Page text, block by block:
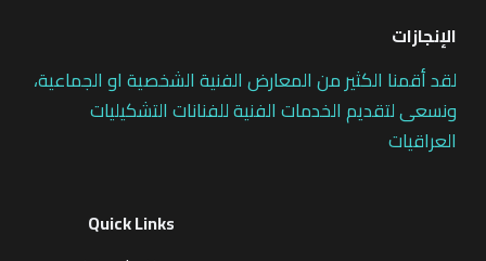
الإنجازات
لقد أقمنا الكثير من المعارض الفنية الشخصية او الجماعية،
ونسعى لتقديم الخدمات الفنية للفنانات التشكيليات
العراقيات
Quick Links